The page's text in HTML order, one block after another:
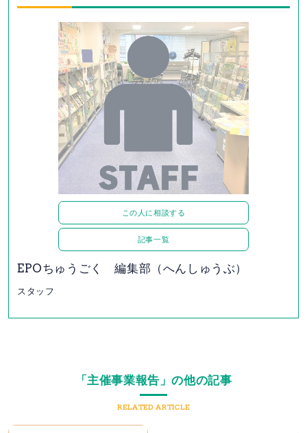
この人に相談する
記事一覧
EPOちゅうごく 編集部（へんしゅうぶ）
スタッフ
「主催事業報告」の他の記事
RELATED ARTICLE